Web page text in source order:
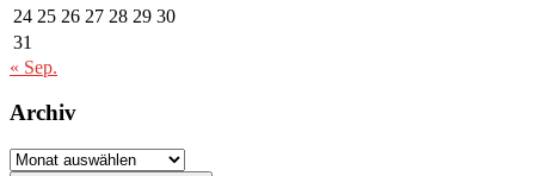
24 25 26 27 28 29 30
31
« Sep.
Archiv
Archiv